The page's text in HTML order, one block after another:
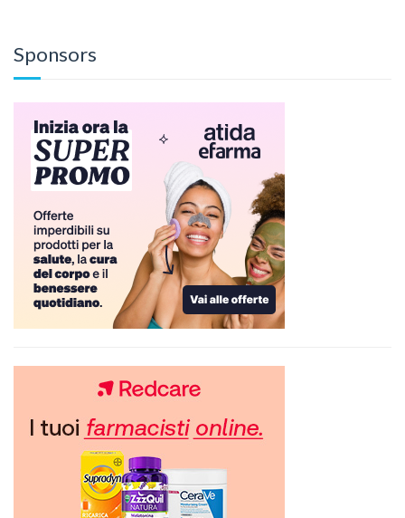
Sponsors